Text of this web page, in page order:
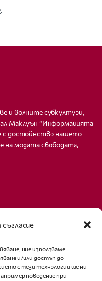
съгласие
ние използваме
и/или достъп до
с тези технологии ще ни
поведение при
и волните субкултури,
Маклуън “Информацията
с достойнство нашето
на модата свободата,